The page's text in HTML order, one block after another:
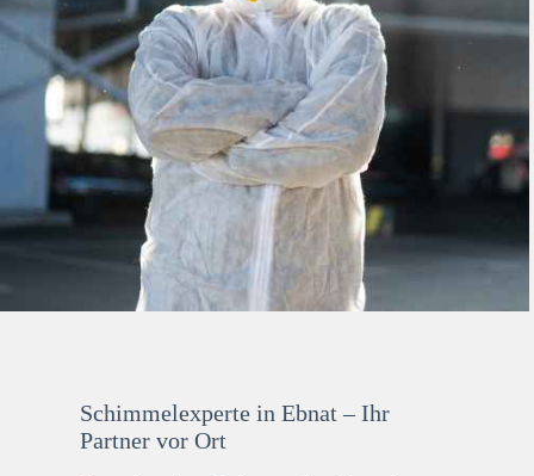
Schimmelexperte in Ebnat – Ihr
Partner vor Ort